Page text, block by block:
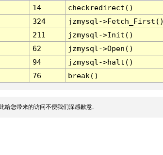
14
checkredirect()
324
jzmysql-
211
jzmysql->Init()
62
jzmysql->Open()
94
jzmysql->halt()
76 break()
给您带来的访问不便我们深感歉意.